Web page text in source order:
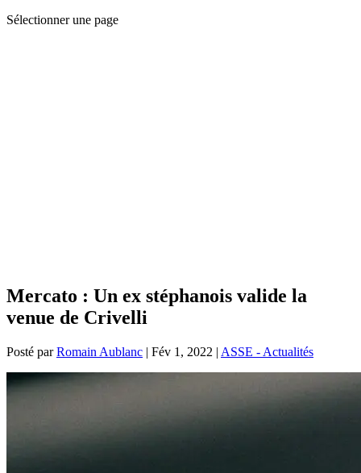
Sélectionner une page
Mercato : Un ex stéphanois valide la
venue de Crivelli
Posté parRomain Aublanc | Fév 1, 2022 | ASSE - Actualités